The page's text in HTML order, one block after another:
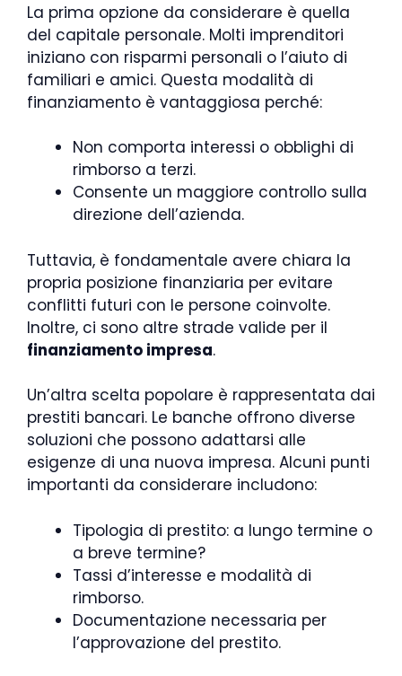
La prima opzione da considerare è quella
del capitale personale. Molti imprenditori
iniziano con risparmi personali o l’aiuto di
familiari e amici. Questa modalità di
finanziamento è vantaggiosa perché:
Non comporta interessi o obblighi di
rimborso a terzi.
Consente un maggiore controllo sulla
direzione dell’azienda.
Tuttavia, è fondamentale avere chiara la
propria posizione finanziaria per evitare
conflitti futuri con le persone coinvolte.
Inoltre, ci sono altre strade valide per il
finanziamento impresa.
Un’altra scelta popolare è rappresentata dai
prestiti bancari. Le banche offrono diverse
soluzioni che possono adattarsi alle
esigenze di una nuova impresa. Alcuni punti
importanti da considerare includono:
Tipologia di prestito: a lungo termine o
a breve termine?
Tassi d’interesse e modalità di
rimborso.
Documentazione necessaria per
l’approvazione del prestito.